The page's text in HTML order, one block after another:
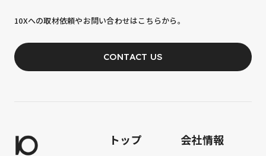
あなたの力が、必要です。
JOIN OUR TEAM
10Xへの取材依頼やお問い合わせはこちらから。
CONTACT US
トップ
会社情報